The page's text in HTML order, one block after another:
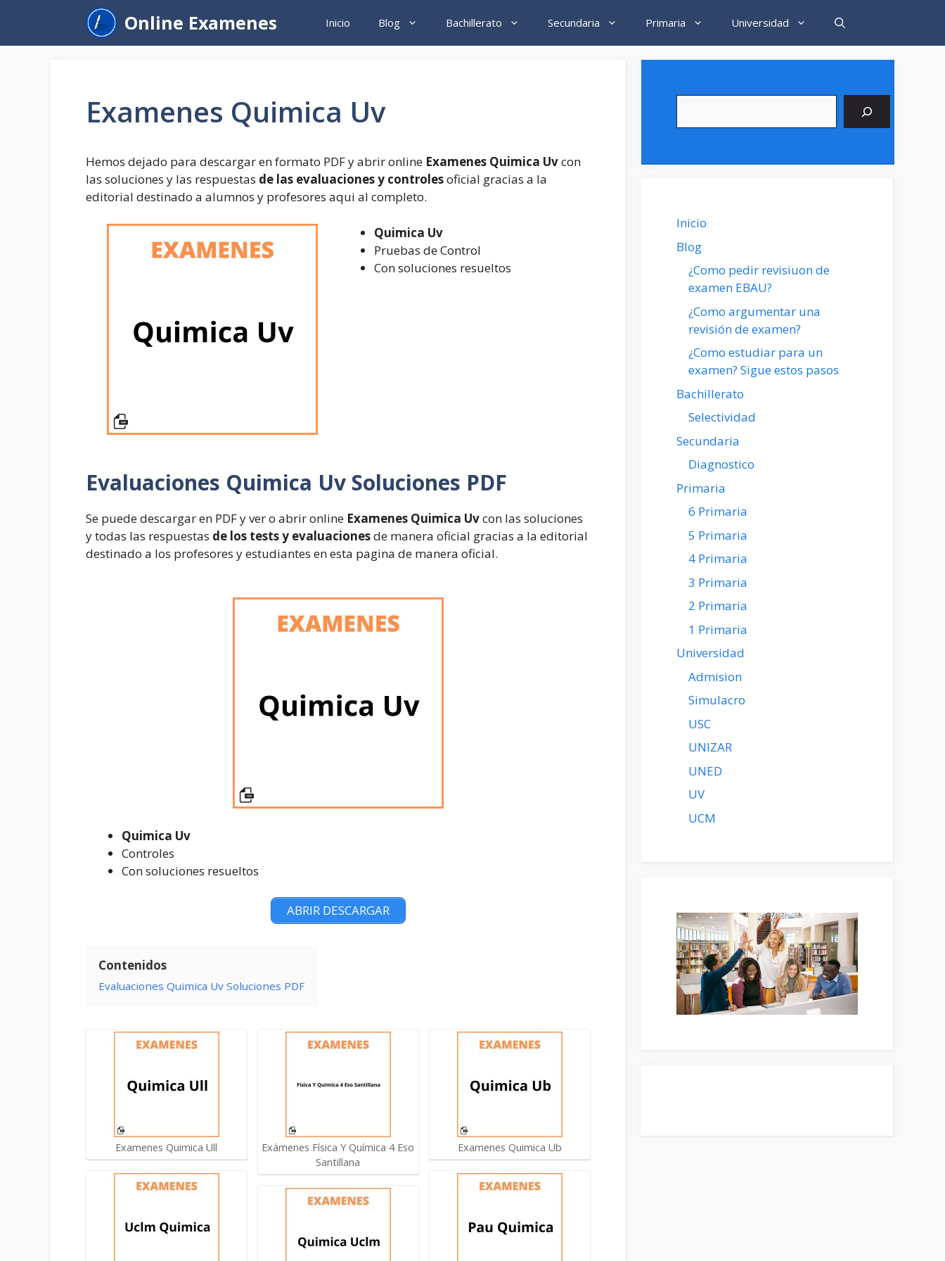
contenido
Online Examenes Inicio Blog Bachillerato Secundaria Primaria Universidad
Examenes Quimica Uv
Hemos dejado para descargar en formato PDF y abrir online Examenes Quimica Uvcon
las soluciones y las respuestas de las evaluaciones y controlesoficial gracias a la
editorial destinado a alumnos y profesores aqui al completo.
Quimica Uv
Pruebas de Control
Con soluciones resueltos
Evaluaciones Quimica Uv Soluciones PDF
Se puede descargar en PDF y ver o abrir online Examenes Quimica Uvcon las soluciones
y todas las respuestas de los tests y evaluacionesde manera oficial gracias a la editorial
destinado a los profesores y estudiantes en esta pagina de manera oficial.
Quimica Uv
Controles
Con soluciones resueltos
ABRIR DESCARGAR
Contenidos
Evaluaciones Quimica Uv Soluciones PDF
Examenes Quimica Ull
Exámenes Física Y Química 4 Eso
Santillana
Examenes Quimica Ub
Inicio
Blog
¿Como pedir revisiuon de
examen EBAU?
¿Como argumentar una
revisión de examen?
¿Como estudiar para un
examen? Sigue estos pasos
Bachillerato
Selectividad
Secundaria
Diagnostico
Primaria
6 Primaria
5 Primaria
4 Primaria
3 Primaria
2 Primaria
1 Primaria
Universidad
Admision
Simulacro
USC
UNIZAR
UNED
UV
UCM